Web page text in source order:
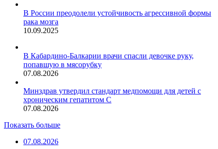
В России преодолели устойчивость агрессивной формы
рака мозга
10.09.2025
В Кабардино-Балкарии врачи спасли девочке руку,
попавшую в мясорубку
07.08.2026
Минздрав утвердил стандарт медпомощи для детей с
хроническим гепатитом С
07.08.2026
Показать больше
07.08.2026